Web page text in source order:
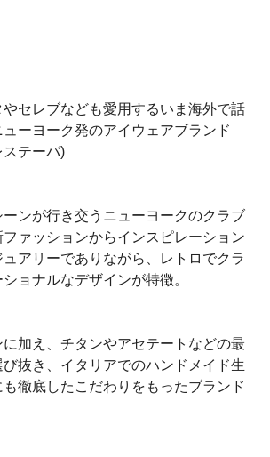
セレブなども愛用するいま海外で話
ーヨーク発のアイウェアブランド
ステーバ)
ンが行き交うニューヨークのクラブ
ァッションからインスピレーション
アリーでありながら、レトロでクラ
ョナルなデザインが特徴。
加え、チタンやアセテートなどの最
抜き、イタリアでのハンドメイド生
徹底したこだわりをもったブランド